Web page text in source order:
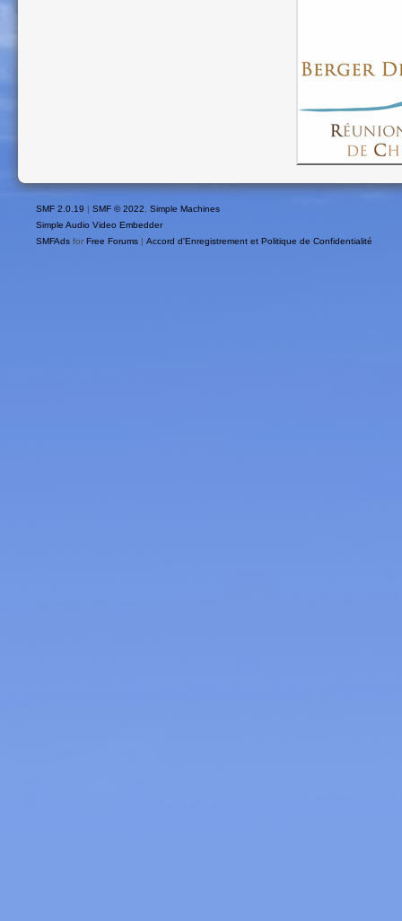
SMF 2.0.19 | SMF © 2022, Simple Machines
Simple Audio Video Embedder
SMFAds for Free Forums | Accord d'Enregistrement et Politique de Confidentialité